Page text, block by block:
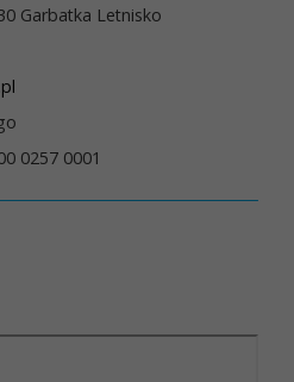
Garbatka Letnisko
0257 0001